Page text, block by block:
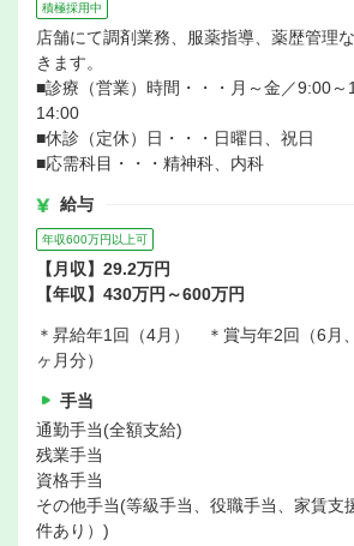
積極採用中
店舗にて調剤業務、服薬指導、薬歴管理
きます。
■診療（営業）時間・・・月～金／9:00
14:00
■休診（定休）日・・・日曜日、祝日
■応需科目・・・精神科、内科
給与
年収600万円以上可
【月収】29.2万円
【年収】430万円～600万円
＊昇給年1回（4月） ＊賞与年2回（6月
ヶ月分）
手当
通勤手当(全額支給)
残業手当
資格手当
その他手当(等級手当、役職手当、家賃支
件あり）)